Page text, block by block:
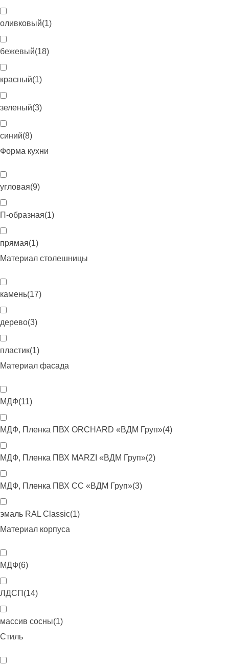
оливковый(1)
бежевый(18)
красный(1)
зеленый(3)
синий(8)
Форма кухни
угловая(9)
П-образная(1)
прямая(1)
Материал столешницы
камень(17)
дерево(3)
пластик(1)
Материал фасада
МДФ(11)
МДФ, Пленка ПВХ ORCHARD «ВДМ Груп»(4)
МДФ, Пленка ПВХ MARZI «ВДМ Груп»(2)
МДФ, Пленка ПВХ CC «ВДМ Груп»(3)
эмаль RAL Classic(1)
Материал корпуса
МДФ(6)
ЛДСП (14)
массив сосны(1)
Стиль